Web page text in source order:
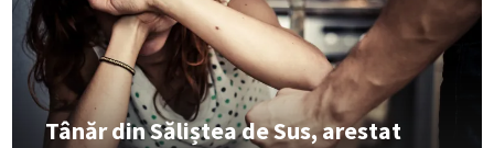
Tânăr din Săliștea de Sus, arestat